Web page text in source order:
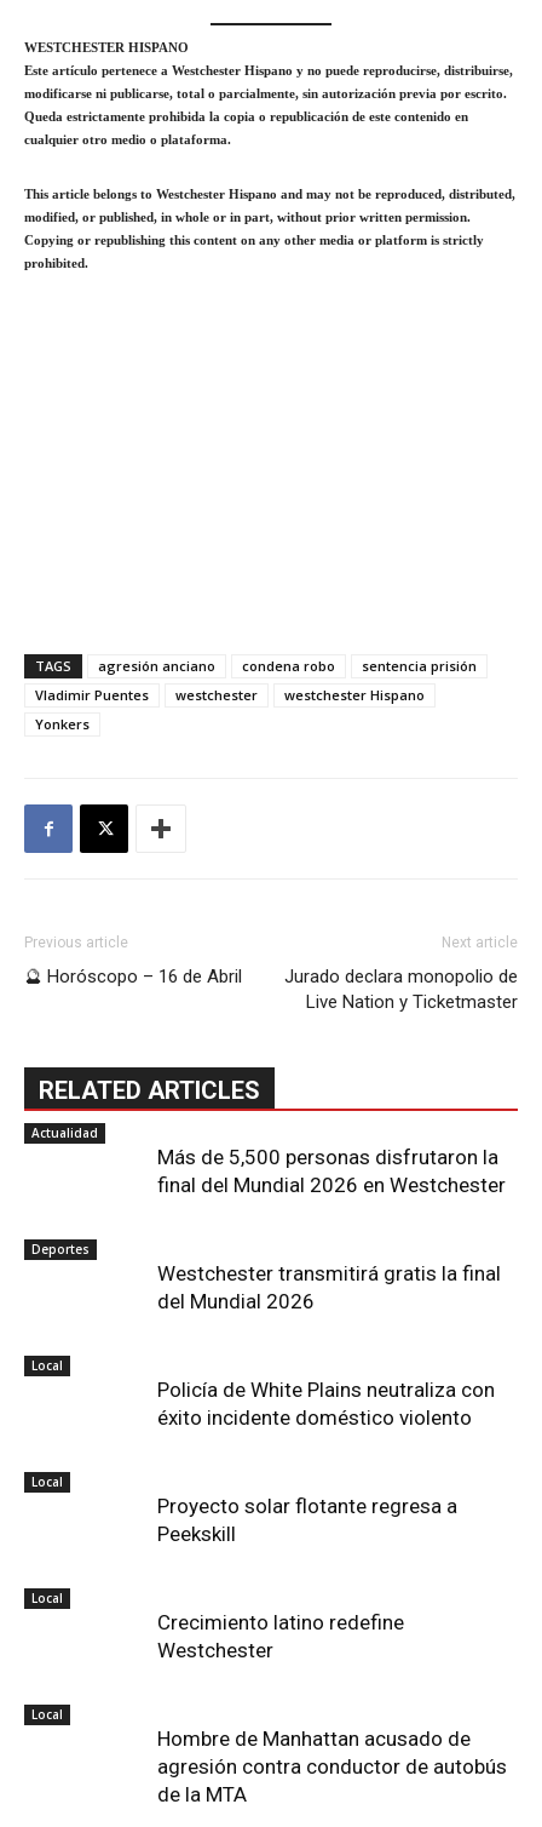
WESTCHESTER HISPANO
Este artículo pertenece a Westchester Hispano y no puede reproducirse, distribuirse,
modificarse ni publicarse, total o parcialmente, sin autorización previa por escrito.
Queda estrictamente prohibida la copia o republicación de este contenido en
cualquier otro medio o plataforma.
This article belongs to Westchester Hispano and may not be reproduced, distributed,
modified, or published, in whole or in part, without prior written permission.
Copying or republishing this content on any other media or platform is strictly
prohibited.
TAGS agresión anciano condena robo
sentencia prisión
Vladimir Puentes
westchester
westchester Hispano
Yonkers
Previous article
🔮 Horóscopo – 16 de Abril
Next article
Jurado declara monopolio de
Live Nation y Ticketmaster
RELATED ARTICLES
Actualidad
Más de 5,500 personas disfrutaron la
final del Mundial 2026 en Westchester
Deportes
Westchester transmitirá gratis la final
del Mundial 2026
Local
Policía de White Plains neutraliza con
éxito incidente doméstico violento
Local
Proyecto solar flotante regresa a
Peekskill
Local
Crecimiento latino redefine
Westchester
Local
Hombre de Manhattan acusado de
agresión contra conductor de autobús
de la MTA